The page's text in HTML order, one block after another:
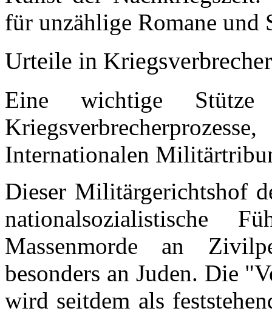
für unzählige Romane und
Urteile in
Eine wichtige
Internationalen
Dieser Militärgerichtshof
nationalsozialistische
Massenmorde an
besonders an Juden. Die
wird seitdem als